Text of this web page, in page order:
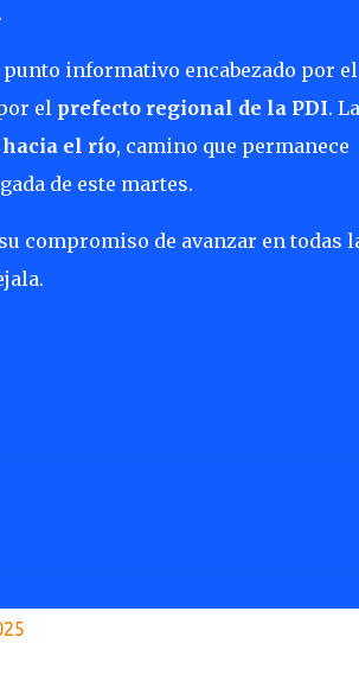
punto informativo encabezado por el
el prefecto regional de la PDI. La
el río, camino que permanece
de este martes.
compromiso de avanzar en todas